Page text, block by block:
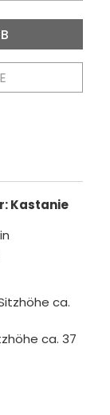
Kastanie
ca.
ca. 37